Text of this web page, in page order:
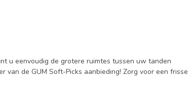
u eenvoudig de grotere ruimtes tussen uw tanden
de GUM Soft-Picks aanbieding! Zorg voor een frisse